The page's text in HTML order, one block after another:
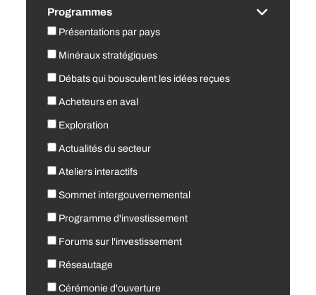
Programmes
Présentations par pays
Minéraux stratégiques
Débats qui bousculent les idées reçues
Acheteurs en aval
Exploration
Actualités du secteur
Ateliers interactifs
Sommet intergouvernemental
Programme d'investissement
Forums sur l'investissement
Réseautage
Cérémonie d'ouverture